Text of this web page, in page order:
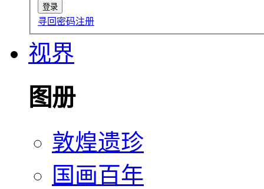
寻回密码注册
视界
图册
敦煌遗珍
国画百年